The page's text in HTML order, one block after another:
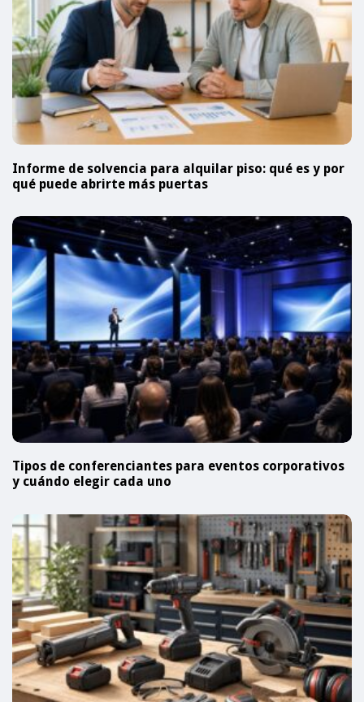
Informe de solvencia para alquilar piso: qué es y por
qué puede abrirte más puertas
Tipos de conferenciantes para eventos corporativos
y cuándo elegir cada uno